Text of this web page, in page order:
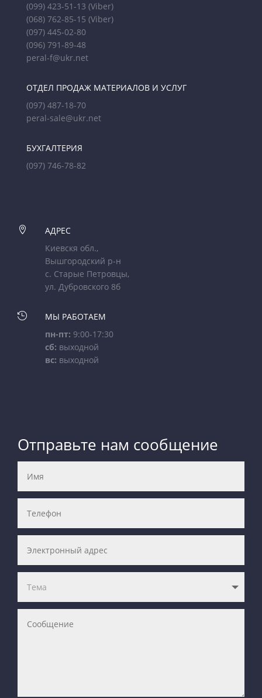
(099) 423-51-13 (Viber)
(068) 762-85-15 (Viber)
(097) 445-02-80
(096) 791-89-48
peral-f@ukr.net
ОТДЕЛ ПРОДАЖ МАТЕРИАЛОВ И УСЛУГ
(097) 487-18-70
peral-sale@ukr.net
БУХГАЛТЕРИЯ
(097) 746-78-82

АДРЕС
Киевскя обл.,
Вышгородский р-н
с. Старые Петровцы,
ул. Дубровского 8б

МЫ РАБОТАЕМ
пн-пт: 9:00-17:30
сб: выходной
вс: выходной
Отправьте нам сообщение